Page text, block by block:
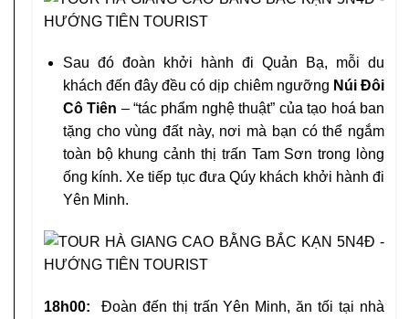
Sau đó đoàn khởi hành đi Quản Bạ, mỗi du
khách đến đây đều có dịp chiêm ngưỡng Núi Đôi
Cô Tiên – “tác phẩm nghệ thuật” của tạo hoá ban
tặng cho vùng đất này, nơi mà bạn có thể ngắm
toàn bộ khung cảnh thị trấn Tam Sơn trong lòng
ống kính. Xe tiếp tục đưa Qúy khách khởi hành đi
Yên Minh.
18h00: Đoàn đến thị trấn Yên Minh, ăn tối tại nhà